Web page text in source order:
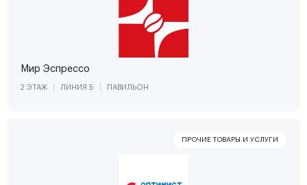
Мир Эспрессо
2 ЭТАЖ ЛИНИЯ Б ПАВИЛЬОН